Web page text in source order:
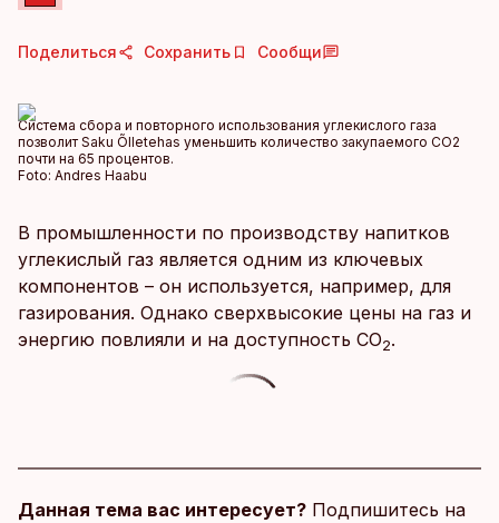
Поделиться Сохранить Сообщи
Система сбора и повторного использования углекислого газа
позволит Saku Õlletehas уменьшить количество закупаемого СО2
почти на 65 процентов.
Foto: Andres Haabu
В промышленности по производству напитков
углекислый газ является одним из ключевых
компонентов – он используется, например, для
газирования. Однако сверхвысокие цены на газ и
энергию повлияли и на доступность CO2.
Данная тема вас интересует? Подпишитесь на